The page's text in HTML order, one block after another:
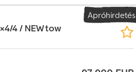
karosszéria Carrier Supra 1250
248 cm Magasság 240 cm Horog csövek
egy Scania bemutatóteremben
Tökéletes műszaki és vizuális
Apróhirdetés
4 / NEW tow